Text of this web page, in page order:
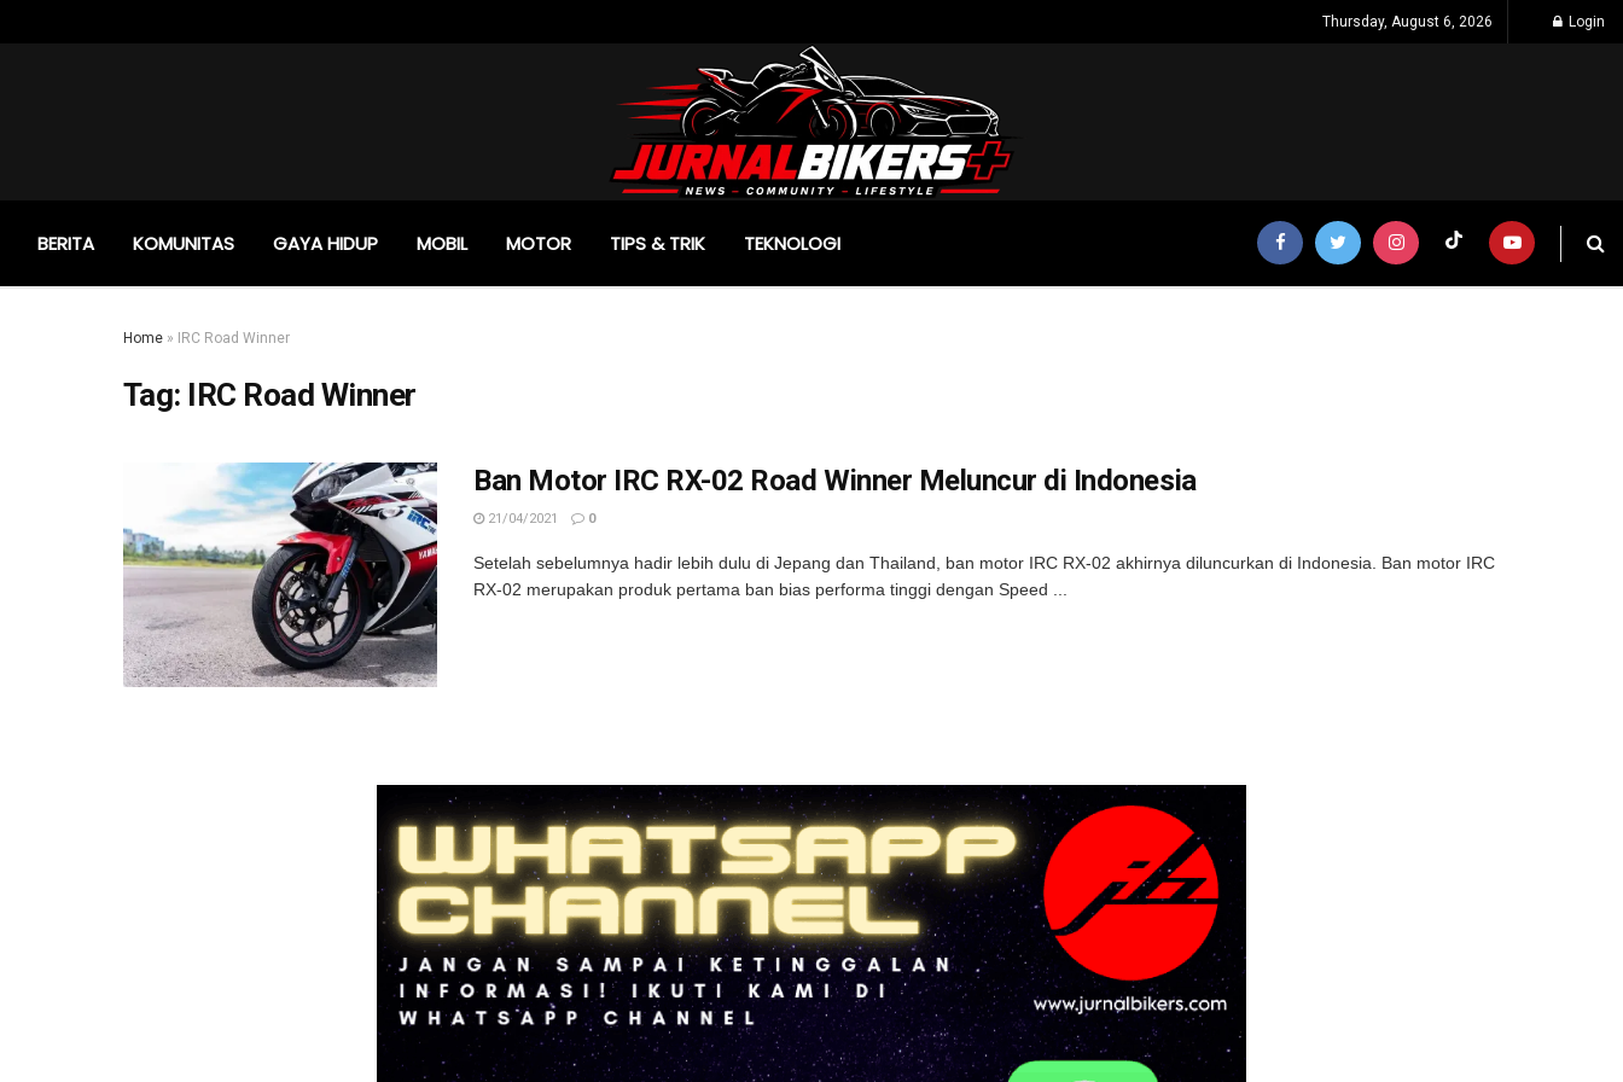
Thursday, August 6, 2026 Login
BERITA KOMUNITAS GAYA HIDUP MOBIL MOTOR TIPS & TRIK TEKNOLOGI
Home » IRC Road Winner
Tag: IRC Road Winner
Ban Motor IRC RX-02 Road Winner Meluncur di Indonesia
21/04/2021 0
Setelah sebelumnya hadir lebih dulu di Jepang dan Thailand, ban motor IRC RX-02 akhirnya diluncurkan di Indonesia. Ban motor IRC
RX-02 merupakan produk pertama ban bias performa tinggi dengan Speed ...